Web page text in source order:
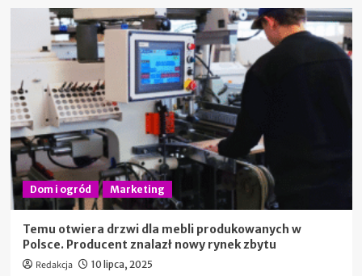
o
Spójne
elementy
Dom i ogród Marketing
Temu otwiera drzwi dla mebli produkowanych w
Polsce. Producent znalazł nowy rynek zbytu
Redakcja 10 lipca, 2025